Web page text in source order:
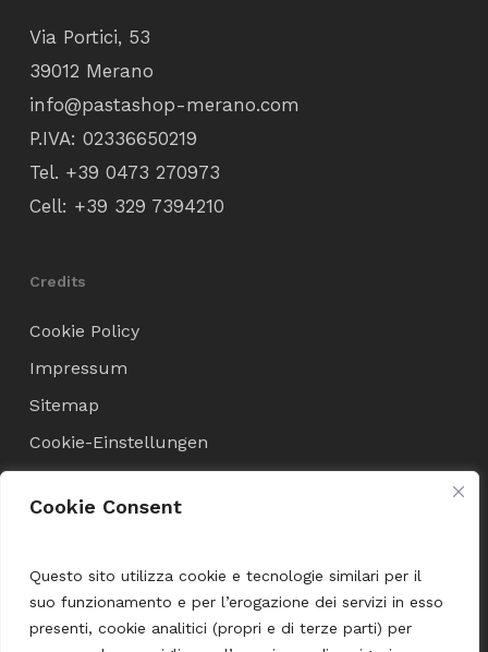
Cookie Consent
Questo sito utilizza cookie e tecnologie similari per il
suo funzionamento e per l’erogazione dei servizi in esso
presenti, cookie analitici (propri e di terze parti) per
Via Portici, 53
39012 Merano
info@pastashop-merano.com
P.IVA: 02336650219
Tel. +39 0473 270973
Cell: +39 329 7394210
Credits
Cookie Policy
Impressum
Sitemap
Cookie-Einstellungen
Verkaufsbedingungen
Allgemeine Geschäftsbedingungen
Versand und Zahlung